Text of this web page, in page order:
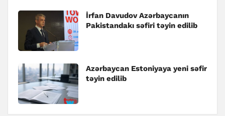
İrfan Davudov Azərbaycanın
Pakistandakı səfiri təyin edilib
Azərbaycan Estoniyaya yeni səfir
təyin edilib